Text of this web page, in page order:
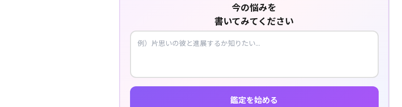
今の悩みを
書いてみてください
鑑定を始める